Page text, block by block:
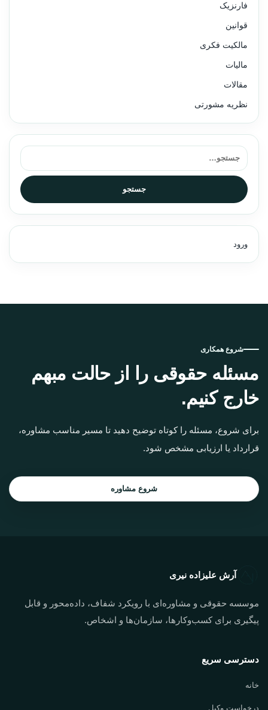
فارنزیک
قوانین
مالکیت فکری
مالیات
مقالات
نظریه مشورتی
جستجو برای:
جستجو
ورود
شروع همکاری
مسئله حقوقی را از حالت مبهم
خارج کنیم.
برای شروع، مسئله را کوتاه توضیح دهید تا مسیر مناسب مشاوره،
قرارداد یا ارزیابی مشخص شود.
شروع مشاوره
آرش علیزاده نیری
موسسه حقوقی و مشاوره‌ای با رویکرد شفاف، داده‌محور و قابل
پیگیری برای کسب‌وکارها، سازمان‌ها و اشخاص.
دسترسی سریع
خانه
درخواست وکیل